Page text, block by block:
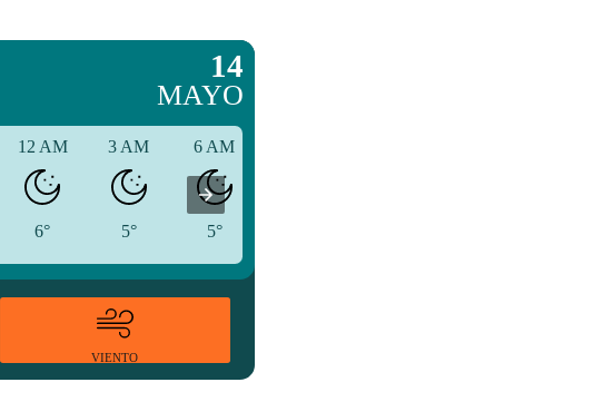
14
MAYO
12 AM
6°
3 AM
5°
6 AM
5°
VIENTO